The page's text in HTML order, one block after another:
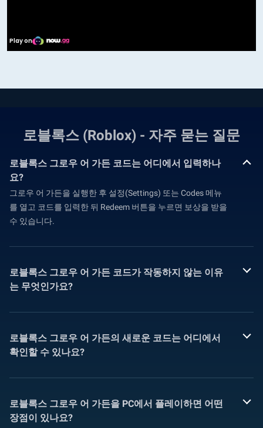
로블록스 (Roblox) - 자주 묻는 질문
로블록스 그로우 어 가든 코드는 어디에서 입력하나
요?
그로우 어 가든을 실행한 후 설정(Settings) 또는 Codes 메뉴
를 열고 코드를 입력한 뒤 Redeem 버튼을 누르면 보상을 받을
수 있습니다.
로블록스 그로우 어 가든 코드가 작동하지 않는 이유
는 무엇인가요?
로블록스 그로우 어 가든의 새로운 코드는 어디에서
확인할 수 있나요?
로블록스 그로우 어 가든을 PC에서 플레이하면 어떤
장점이 있나요?